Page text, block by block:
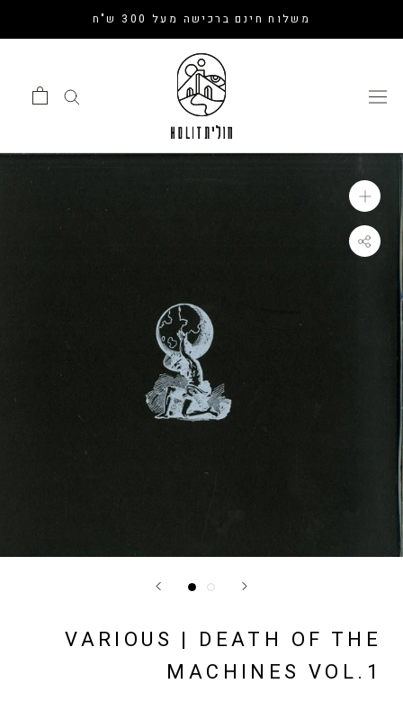
משלוח חינם ברכישה מעל 300 ש"ח
VARIOUS | DEATH OF THE
MACHINES VOL.1